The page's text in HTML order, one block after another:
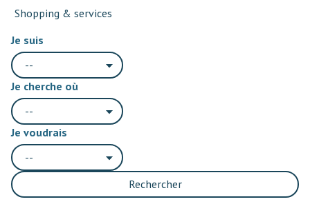
Shopping & services
Je suis
--
Je cherche où
--
Je voudrais
--
Rechercher